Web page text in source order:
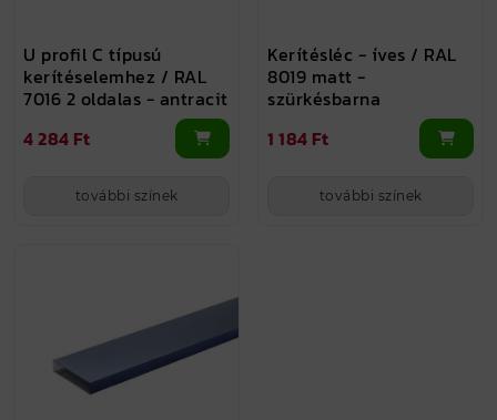
U profil C típusú
kerítéselemhez / RAL
7016 2 oldalas - antracit
4 284 Ft
további színek
Kerítésléc - íves / RAL
8019 matt -
szürkésbarna
1 184 Ft
további színek